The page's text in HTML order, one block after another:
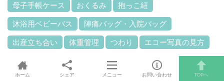
母子手帳ケース おくるみ 抱っこ紐
沐浴用ベビーバス 陣痛バッグ・入院バッグ
出産立ち合い 体重管理 つわり エコー写真の見方
ホーム シェア メニュー お問い合わせ TOPへ